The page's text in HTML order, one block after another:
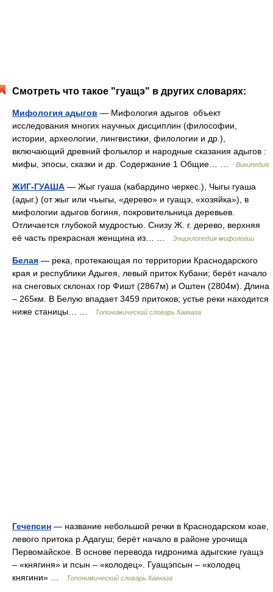
Смотреть что такое "гуащэ" в других словарях:
Мифология адыгов — Мифология адыгов объект
исследования многих научных дисциплин (философии,
истории, археологии, лингвистики, филологии и др.),
включающий древний фольклор и народные сказания адыгов :
мифы, эпосы, сказки и др. Содержание 1 Общие… …
Википедия
ЖИГ-ГУАША — Жыг гуаша (кабардино черкес.), Чыгы гуаша
(адыг.) (от жыг или чъыгы, «дерево» и гуащэ, «хозяйка»), в
мифологии адыгов богиня, покровительница деревьев.
Отличается глубокой мудростью. Снизу Ж. г. дерево, верхняя
её часть прекрасная женщина из… …
Энциклопедия мифологии
Белая — река, протекающая по территории Краснодарского
края и республики Адыгея, левый приток Кубани; берёт начало
на снеговых склонах гор Фишт (2867м) и Оштен (2804м). Длина
– 265км. В Белую впадает 3459 притоков; устье реки находится
ниже станицы… …
Топонимический словарь Кавказа
Гечепсин — название небольшой речки в Краснодарском коае,
левого притока р.Адагуш; берёт начало в районе урочища
Первомайское. В основе перевода гидронима адыгские гуащэ
– «княгиня» и псын – «колодец». Гуащэпсын – «колодец
княгини» …
Топонимический словарь Кавказа